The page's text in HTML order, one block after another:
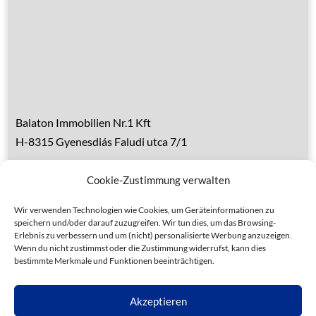
Cookie-Zustimmung verwalten
Wir verwenden Technologien wie Cookies, um Geräteinformationen zu
speichern und/oder darauf zuzugreifen. Wir tun dies, um das Browsing-
Erlebnis zu verbessern und um (nicht) personalisierte Werbung anzuzeigen.
Wenn du nicht zustimmst oder die Zustimmung widerrufst, kann dies
bestimmte Merkmale und Funktionen beeinträchtigen.
Akzeptieren
Balaton Immobilien Nr.1 Kft
H-8315 Gyenesdiás Faludi utca 7/1
Handy 1: 0036 30 153 7382 (deutsch)
Handy 2: 0036 20 935 6160 (ungarisch)
Allgemeine Geschäftsbedingungen